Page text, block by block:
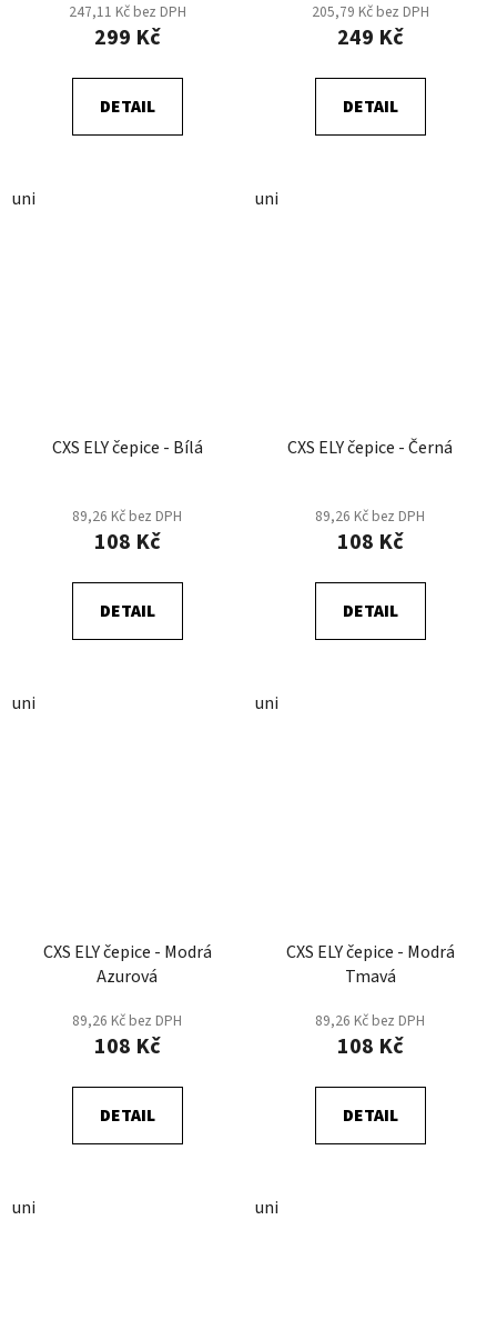
247,11 Kč bez DPH
299 Kč
DETAIL
uni
205,79 Kč bez DPH
249 Kč
DETAIL
uni
CXS ELY čepice - Bílá
89,26 Kč bez DPH
108 Kč
DETAIL
uni
CXS ELY čepice - Černá
89,26 Kč bez DPH
108 Kč
DETAIL
uni
CXS ELY čepice - Modrá
Azurová
89,26 Kč bez DPH
108 Kč
DETAIL
uni
CXS ELY čepice - Modrá
Tmavá
89,26 Kč bez DPH
108 Kč
DETAIL
uni